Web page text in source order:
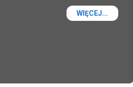
WIĘCEJ...